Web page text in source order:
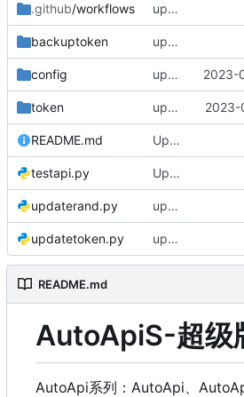
.github/workflows update e5api
backuptoken update e5api
config update new randapi 2023-
token update new refresh_token
README.md Update README.md
testapi.py Update testapi.py
updaterand.py update e5api
updatetoken.py update e5api
README.md
AutoApiS-超级
AutoApi系列：AutoApi、